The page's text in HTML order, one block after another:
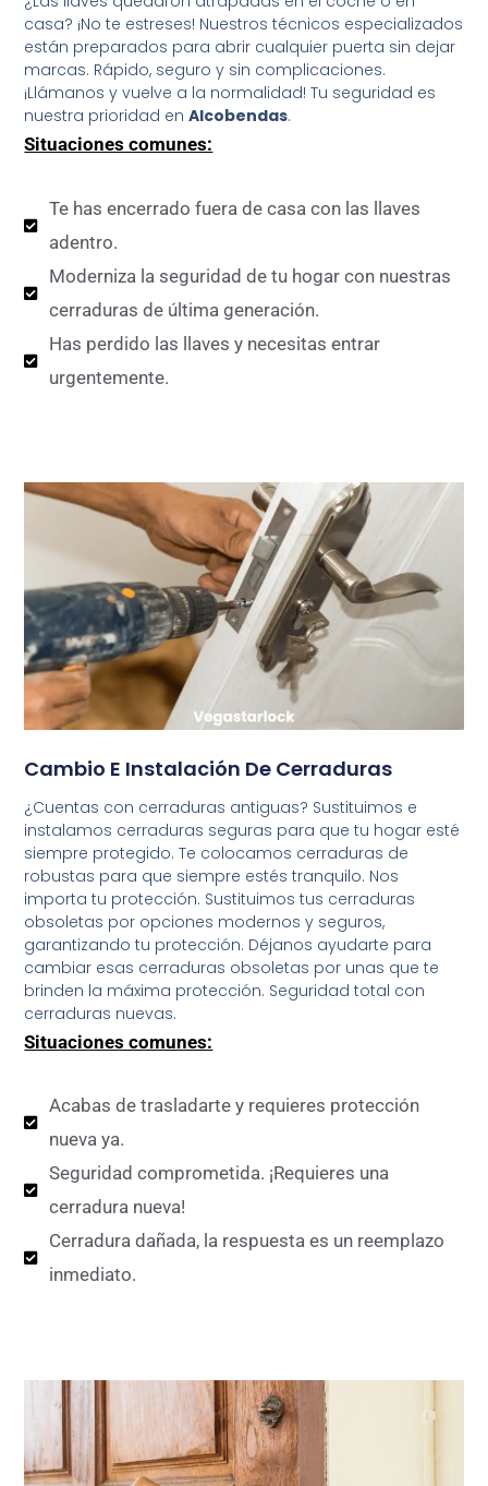
casa? ¡No te estreses! Nuestros técnicos especializados
están preparados para abrir cualquier puerta sin dejar
marcas. Rápido, seguro y sin complicaciones.
¡Llámanos y vuelve a la normalidad! Tu seguridad es
nuestra prioridad enAlcobendas.
Situaciones comunes:
Te has encerrado fuera de casa con las llaves
adentro.
Moderniza la seguridad de tu hogar con nuestras
cerraduras de última generación.
Has perdido las llaves y necesitas entrar
urgentemente.
Cambio E Instalación De Cerraduras
¿Cuentas con cerraduras antiguas? Sustituimos e
instalamos cerraduras seguras para que tu hogar esté
siempre protegido. Te colocamos cerraduras de
robustas para que siempre estés tranquilo. Nos
importa tu protección. Sustituimos tus cerraduras
obsoletas por opciones modernos y seguros,
garantizando tu protección. Déjanos ayudarte para
cambiar esas cerraduras obsoletas por unas que te
brinden la máxima protección. Seguridad total con
cerraduras nuevas.
Situaciones comunes:
Acabas de trasladarte y requieres protección
nueva ya.
Seguridad comprometida. ¡Requieres una
cerradura nueva!
Cerradura dañada, la respuesta es un reemplazo
inmediato.